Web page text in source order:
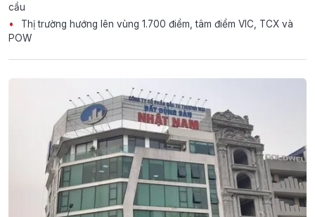
cầu
Thị trường hướng lên vùng 1.700 điểm, tâm điểm VIC, TCX và
POW